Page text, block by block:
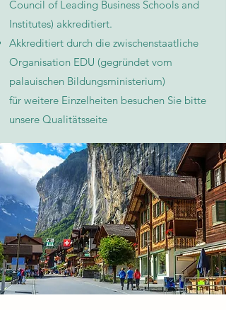
Council of Leading Business Schools and
Institutes) akkreditiert.
Akkreditiert durch die zwischenstaatliche
Organisation EDU (gegründet vom
palauischen Bildungsministerium)
für weitere Einzelheiten besuchen Sie bitte
unsere Qualitätsseite​